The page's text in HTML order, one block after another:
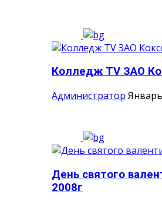
Колледж TV ЗАО
Администратор
День святого
2008г